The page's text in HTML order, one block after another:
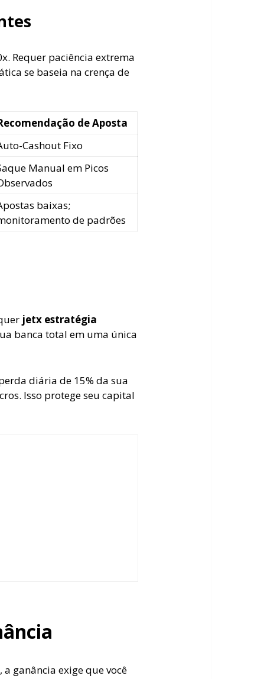
Requer paciência extrema
se baseia na crença de
de Aposta
Cashout Fixo
Manual em Picos
baixas;
de padrões
jetx estratégia
banca total em uma única
diária de 15% da sua
Isso protege seu capital
a ganância exige que você